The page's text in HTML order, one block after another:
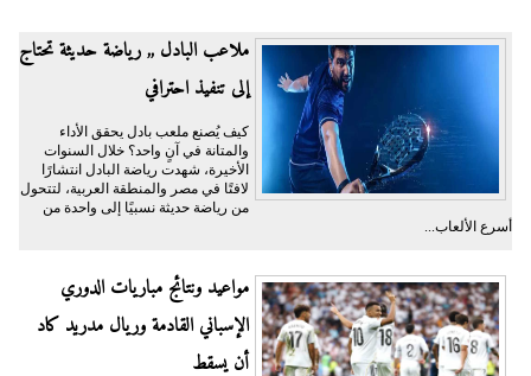
ملاعب البادل ,, رياضة حديثة تحتاج
إلى تنفيذ احترافي
كيف يُصنع ملعب بادل يحقق الأداء
والمتانة في آنٍ واحد؟ خلال السنوات
الأخيرة، شهدت رياضة البادل انتشارًا
لافتًا في مصر والمنطقة العربية، لتتحول
من رياضة حديثة نسبيًا إلى واحدة من
أسرع الألعاب...
مواعيد ونتائج مباريات الدوري
الإسباني القادمة وريال مدريد كاد
أن يسقط